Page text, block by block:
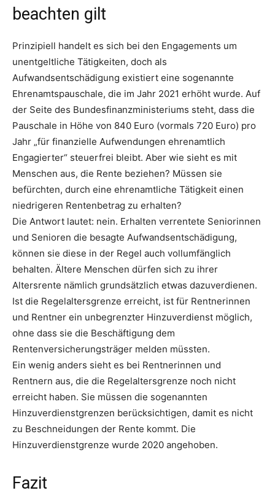
beachten gilt
Prinzipiell handelt es sich bei den Engagements um
unentgeltliche Tätigkeiten, doch als
Aufwandsentschädigung existiert eine sogenannte
Ehrenamtspauschale, die im Jahr 2021 erhöht wurde. Auf
der Seite des Bundesfinanzministeriums steht, dass die
Pauschale in Höhe von 840 Euro (vormals 720 Euro) pro
Jahr „für finanzielle Aufwendungen ehrenamtlich
Engagierter“ steuerfrei bleibt. Aber wie sieht es mit
Menschen aus, die Rente beziehen? Müssen sie
befürchten, durch eine ehrenamtliche Tätigkeit einen
niedrigeren Rentenbetrag zu erhalten?
Die Antwort lautet: nein. Erhalten verrentete Seniorinnen
und Senioren die besagte Aufwandsentschädigung,
können sie diese in der Regel auch vollumfänglich
behalten. Ältere Menschen dürfen sich zu ihrer
Altersrente nämlich grundsätzlich etwas dazuverdienen.
Ist die Regelaltersgrenze erreicht, ist für Rentnerinnen
und Rentner ein unbegrenzter Hinzuverdienst möglich,
ohne dass sie die Beschäftigung dem
Rentenversicherungsträger melden müssten.
Ein wenig anders sieht es bei Rentnerinnen und
Rentnern aus, die die Regelaltersgrenze noch nicht
erreicht haben. Sie müssen die sogenannten
Hinzuverdienstgrenzen berücksichtigen, damit es nicht
zu Beschneidungen der Rente kommt. Die
Hinzuverdienstgrenze wurde 2020 angehoben.
Fazit